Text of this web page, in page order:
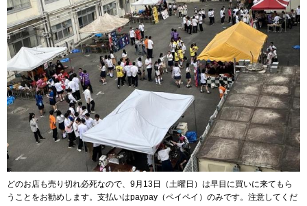
どのお店も売り切れ必死なので、9月13日（土曜日）は早目に買いに来てもら
うことをお勧めします。支払いはpaypay（ペイペイ）のみです。注意してくだ